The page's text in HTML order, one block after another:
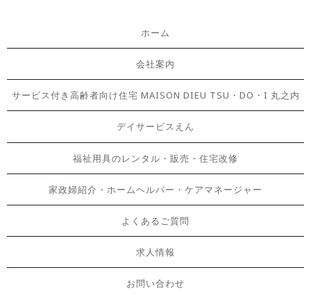
ホーム
会社案内
サービス付き高齢者向け住宅 MAISON DIEU TSU・DO・I 丸之内
デイサービスえん
福祉用具のレンタル・販売・住宅改修
家政婦紹介・ホームヘルパー・ケアマネージャー
よくあるご質問
求人情報
お問い合わせ